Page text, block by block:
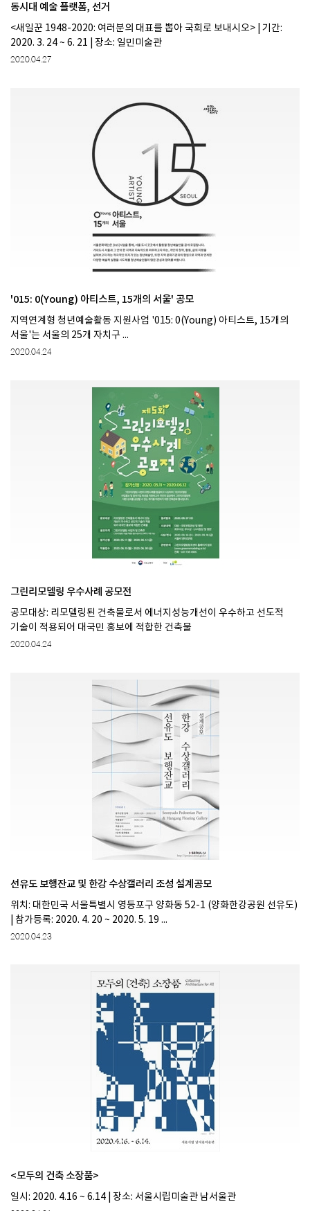
동시대 예술 플랫폼, 선거
<새일꾼 1948-2020: 여러분의 대표를 뽑아 국회로 보내시오> | 기간:
2020. 3. 24 ~ 6. 21 | 장소: 일민미술관
2020.04.27
'015: 0(Young) 아티스트, 15개의 서울' 공모
​지역연계형 청년예술활동 지원사업 '015: 0(Young) 아티스트, 15개의
서울'는 ​서울의 25개 자치구 ...
2020.04.24
그린리모델링 우수사례 공모전
공모대상: 리모델링된 건축물로서 에너지성능개선이 우수하고 선도적
기술이 적용되어 대국민 홍보에 적합한 건축물
2020.04.24
선유도 보행잔교 및 한강 수상갤러리 조성 설계공모
위치: 대한민국 서울특별시 영등포구 양화동 52-1 (양화한강공원 선유도)
| 참가등록: 2020. 4. 20 ~ 2020. 5. 19 ...
2020.04.23
<모두의 건축 소장품>
일시: 2020. 4.16 ~ 6.14 | 장소: 서울시립미술관 남서울관